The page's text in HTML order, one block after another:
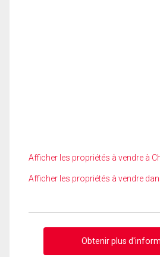
Afficher les propriétés à vendre à
Afficher les propriétés à vendre
Obtenir plus